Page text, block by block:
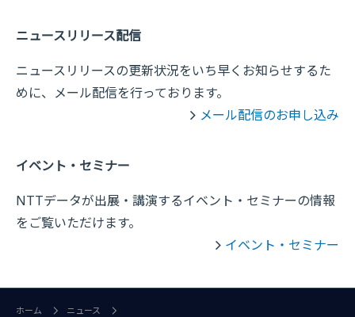
ニュースリリース配信
ニュースリリースの更新状況をいち早くお知らせするた
めに、メール配信を行っております。
メール配信のお申し込み
イベント・セミナー
NTTデータが出展・講演するイベント・セミナーの情報
をご覧いただけます。
イベント・セミナー
ホーム
ニュース